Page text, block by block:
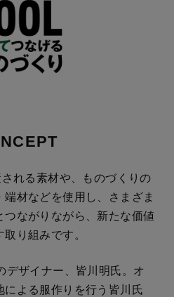
される素材や、ものづくりの
材などを使用し、さまざま
ながりながら、新たな価値
り組みです。
ザイナー、皆川明氏。オ
による服作りを行う皆川氏